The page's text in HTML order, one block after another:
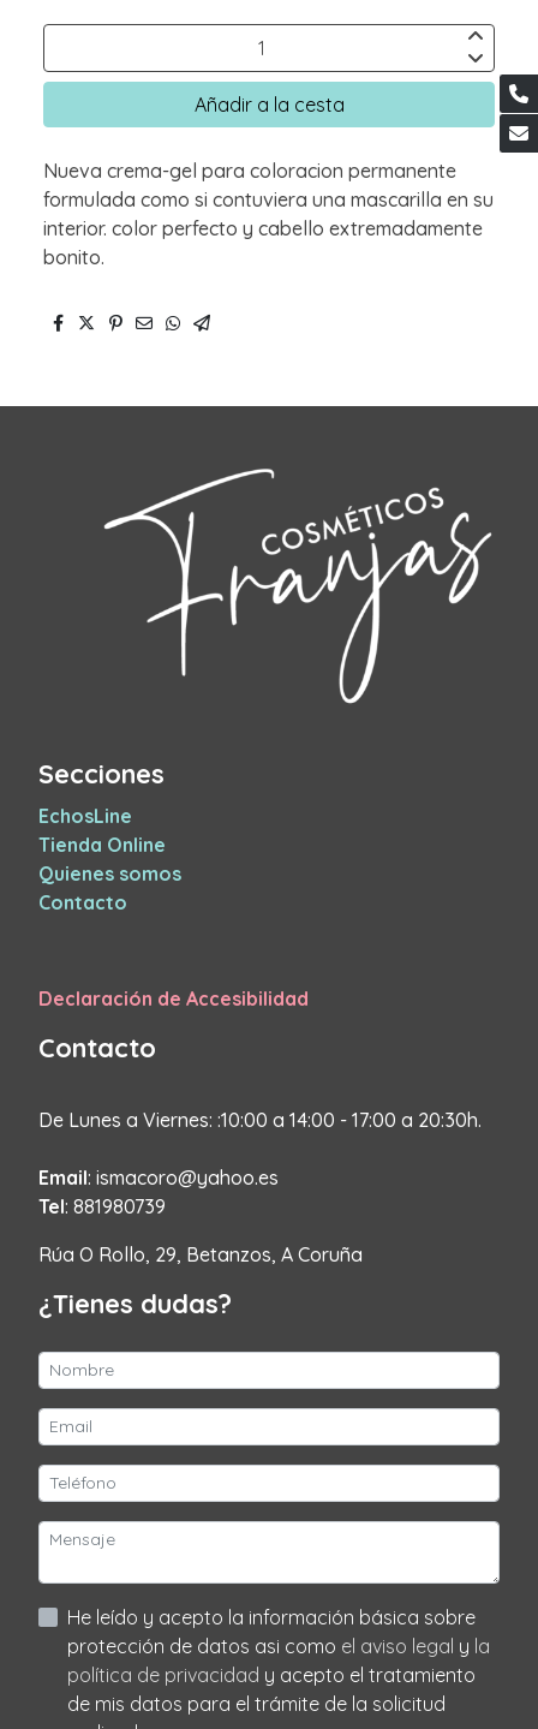
Añadir a la cesta
Nueva crema-gel para coloracion permanente
formulada como si contuviera una mascarilla en su
interior. color perfecto y cabello extremadamente
bonito.
Secciones
EchosLine
Tienda Online
Quienes somos
Contacto
Declaración de Accesibilidad
Contacto
De Lunes a Viernes: :10:00 a 14:00 - 17:00 a 20:30h.
Email: ismacoro@yahoo.es
Tel: 881980739
Rúa O Rollo, 29, Betanzos, A Coruña
¿Tienes dudas?
He leído y acepto la información básica sobre
protección de datos asi como el aviso legal y la
política de privacidad y acepto el tratamiento
de mis datos para el trámite de la solicitud